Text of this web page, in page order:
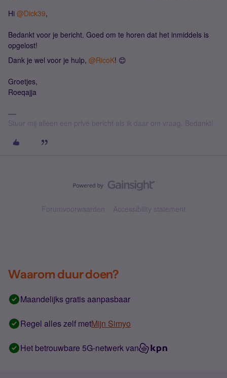
Hi @Dick39,
Bedankt voor je bericht. Goed om te horen dat het inmiddels is
opgelost!
Dank je wel voor je hulp, @RicoK! 😊
Groetjes,
Roeqajja
Stuur mij alleen een privé bericht als ik daar om vraag. Bedankt!
Forumvoorwaarden Accessibility statement
Waarom duur doen?
Maandelijks gratis aanpasbaar
Regel alles zelf metMijn Simyo
Het betrouwbare 5G-netwerk van